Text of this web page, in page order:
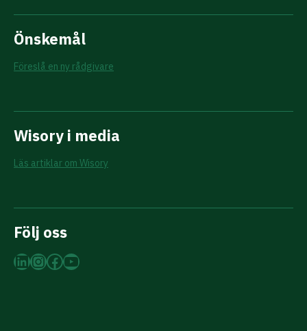
Önskemål
Föreslå en ny rådgivare
Wisory i media
Läs artiklar om Wisory
Följ oss
LinkedIn
Instagram
Facebook
YouTube